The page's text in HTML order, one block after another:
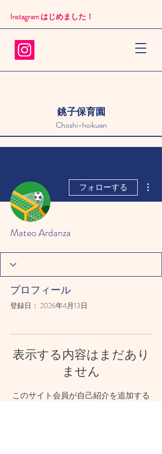
銚子保育園
Choshi-hoikuen
Instagram はじめました！​
フォローする
Mateo Ardanza
プロフィール
登録日： 2026年4月13日
表示する内容はまだあり
ません
このサイト会員が自己紹介を追加する